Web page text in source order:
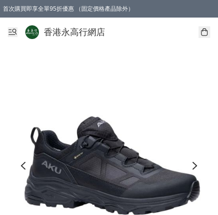
首次購買即享全單95折優惠 （固定價格產品除外）
澳門地區購物滿$800免運費
香港地區購物滿$600免運費
購買滿HK$1000即可免費獲得一個GEARLEX Small Ear Carabiner 2.0 扣環（贈品
香港永高行網店